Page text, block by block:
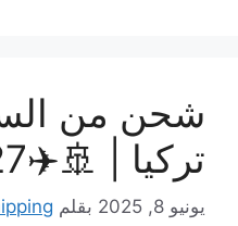
شحن من
تركيا | 🚢✈️0506688227
يونيو 8, 2025 بقلم